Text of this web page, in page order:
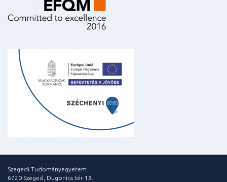
Szegedi Tudományegyetem
6720 Szeged, Dugonics tér 13.